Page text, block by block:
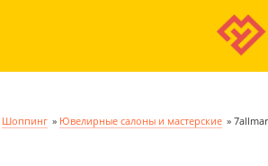
Шоппинг » Ювелирные салоны и мастерские »